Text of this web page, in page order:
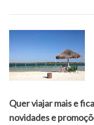
Quer viajar mais e
novidades e